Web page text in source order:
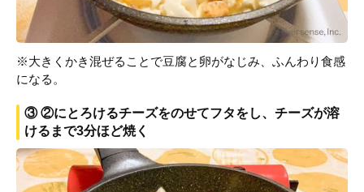
※大きくかき混ぜることで豆腐と卵がなじみ、ふんわり食感
になる。
③ ②にとろけるチーズをのせてフタをし、チーズが溶
けるまで3分ほど焼く